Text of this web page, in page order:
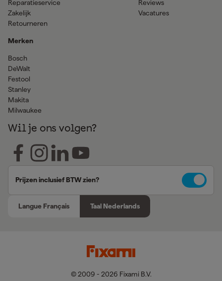
Reparatieservice
Zakelijk
Retourneren
Merken
Bosch
DeWalt
Festool
Stanley
Makita
Milwaukee
Reviews
Vacatures
Wil je ons volgen?
Prijzen inclusief BTW zien?
Langue Français Taal Nederlands
© 2009 - 2026 Fixami B.V.